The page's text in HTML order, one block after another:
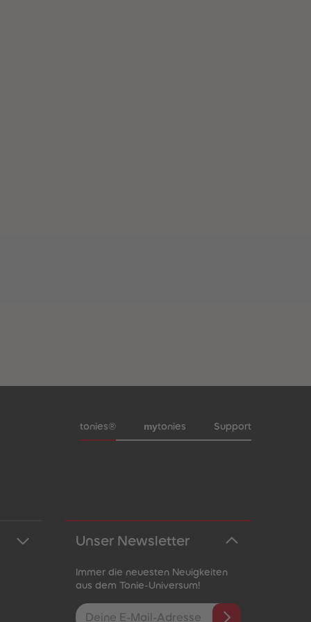
Meta-Navigation Footer
tonies® mytonies Support
Unser Newsletter
Immer die neuesten Neuigkeiten
aus dem Tonie-Universum!
E-Mail-Addresse